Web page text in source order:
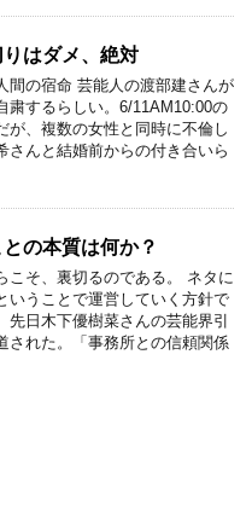
はダメ、絶対
間の宿命 芸能人の渡部建さんが
粛するらしい。6/11AM10:00の
が、複数の女性と同時に不倫し
さんと結婚前からの付き合いら
の本質は何か？
こそ、裏切るのである。 ネタに
いうことで運営していく方針で
先日木下優樹菜さんの芸能界引
された。「事務所との信頼関係